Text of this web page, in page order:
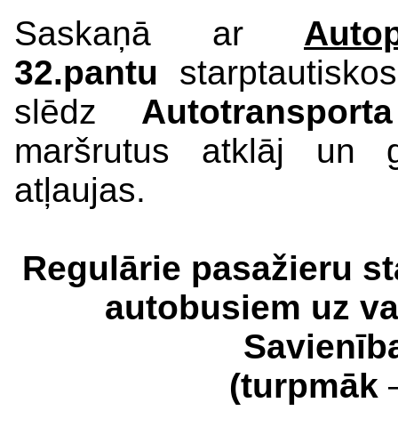
Saskaņā ar
32.pantu
slēdz
maršrutus atklāj un
atļaujas.
Regulārie pasažieru
autobusiem uz
(turpmāk